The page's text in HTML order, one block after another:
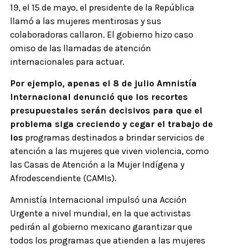
19, el 15 de mayo, el presidente de la República
llamó a las mujeres mentirosas y sus
colaboradoras callaron. El gobierno hizo caso
omiso de las llamadas de atención
internacionales para actuar.
Por ejemplo, apenas el 8 de julio Amnistía
Internacional denunció que los recortes
presupuestales serán decisivos para que el
problema siga creciendo y cegar el trabajo de
los programas destinados a brindar servicios de
atención a las mujeres que viven violencia, como
las Casas de Atención a la Mujer Indígena y
Afrodescendiente (CAMIs).
Amnistía Internacional impulsó una Acción
Urgente a nivel mundial, en la que activistas
pedirán al gobierno mexicano garantizar que
todos los programas que atienden a las mujeres